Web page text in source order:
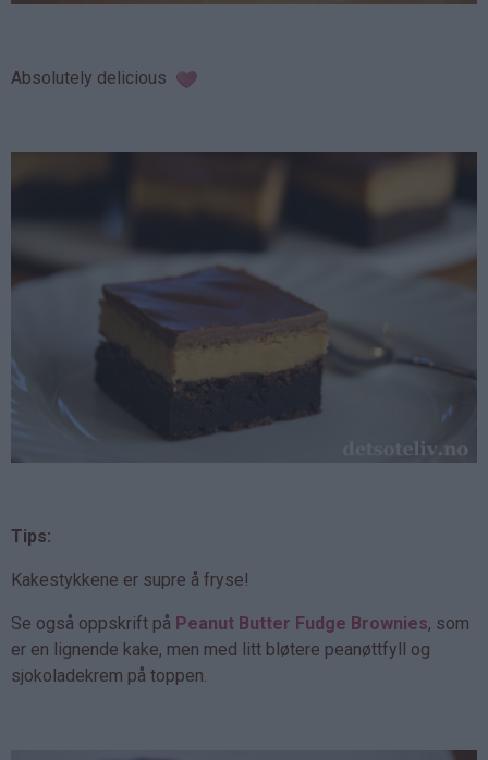
Absolutely delicious
Tips:
Kakestykkene er supre å fryse!
Se også oppskrift på Peanut Butter Fudge Brownies, som
er en lignende kake, men med litt bløtere peanøttfyll og
sjokoladekrem på toppen.